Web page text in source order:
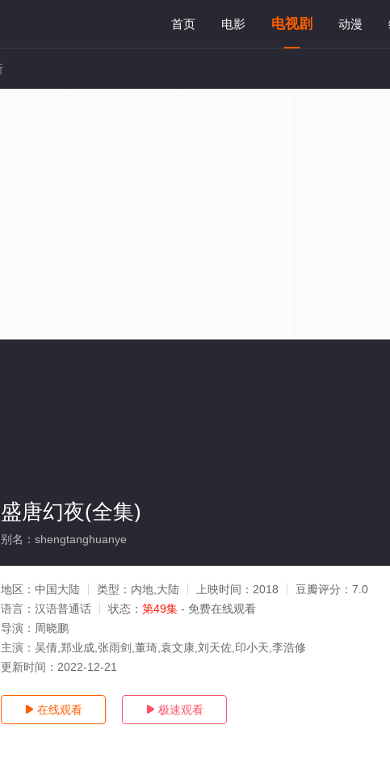
首页 电影 电视剧 动漫
盛唐幻夜(全集)
别名：shengtanghuanye
地区： 中国大陆 类型： 内地,大陆 上映时间： 2018 豆瓣评分： 7.0
语言： 汉语普通话 状态： 第49集 - 免费在线观看
导演： 周晓鹏
主演： 吴倩,郑业成,张雨剑,董琦,袁文康,刘天佐,印小天,李浩修
更新时间： 2022-12-21
 在线观看  极速观看